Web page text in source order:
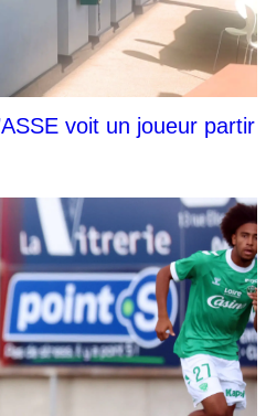
voit un joueur partir